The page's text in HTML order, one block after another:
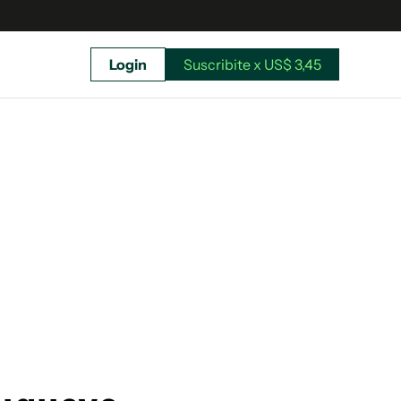
Login Suscribite x US$ 3,45